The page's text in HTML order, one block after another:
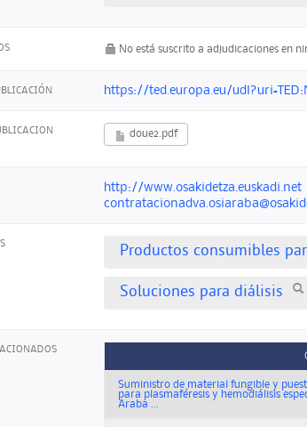
No está suscrito a adjudicaciones en
https://ted.europa.eu/
doue2.pdf
http://www.osakidetza.euskadi.net
Productos consumibles
Soluciones para diálisis
Suministro de material fungible y
para plasmaféresis y hemodiálisis
Araba ...